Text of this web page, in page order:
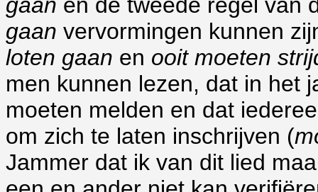
gaan vervormingen kunnen
loten gaan en ooit moeten
men kunnen lezen, dat in het
moeten melden en dat
om zich te laten inschrijven (
Jammer dat ik van dit lied